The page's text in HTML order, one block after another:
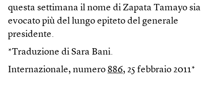
questa settimana il nome di Zapata Tamayo sia
evocato più del lungo epiteto del generale
presidente.
*Traduzione di Sara Bani.
Internazionale, numero 886, 25 febbraio 2011*